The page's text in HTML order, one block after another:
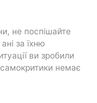
не поспішайте
за їхню
ви зробили
немає